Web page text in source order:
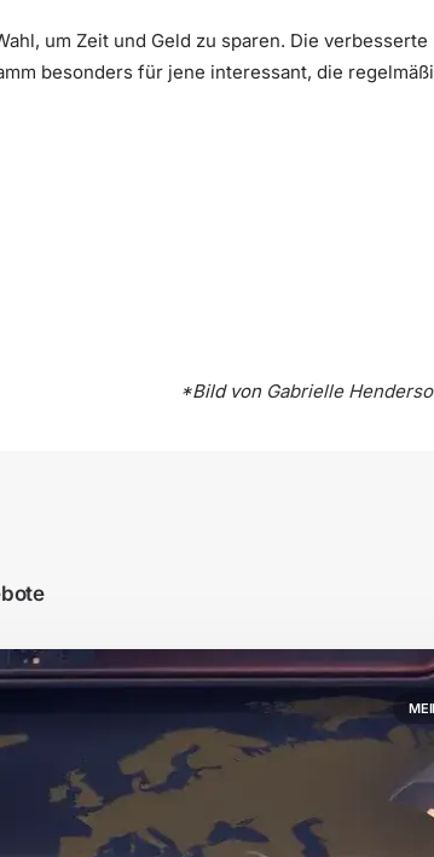
um Zeit und Geld zu sparen. Die verbesserte
besonders für jene interessant, die
*Bild von Gabrielle